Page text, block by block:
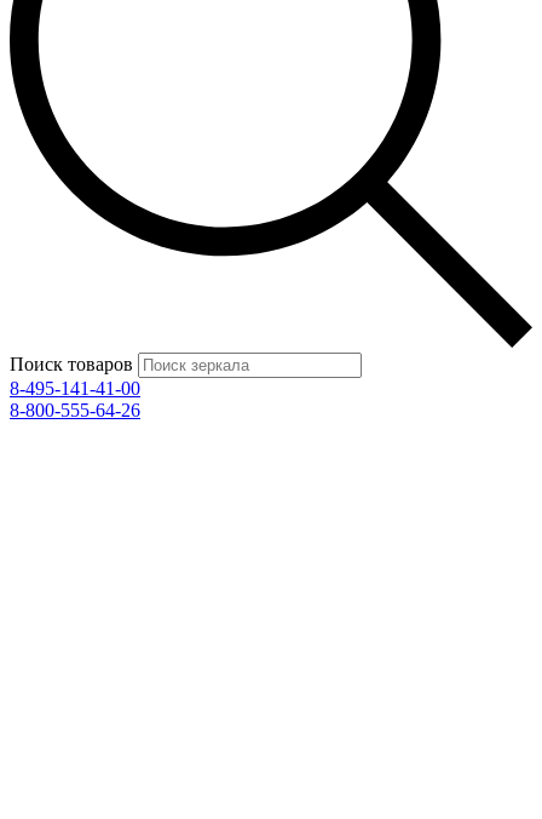
Поиск товаров
8-495-141-41-00
8-800-555-64-26